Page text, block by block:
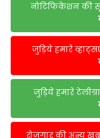
नोटिफिकेशन की
जुड़िये हमारे
जुड़िये हमारे
रोजगार की अन्य